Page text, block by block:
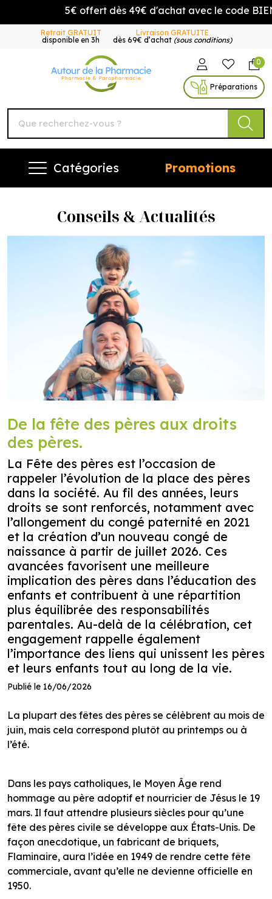
5€ offert dès 49€ d'achat avec le code
Retrait GRATUIT
disponible en 3h
Livraison GRATUITE
dès 69€ d’achat (sous conditions)
Autour de la Pharmacie
0
Préparations
Catégories Promotions
Conseils & Actualités
De la fête des pères aux droits
des pères.
La Fête des pères est l’occasion de
rappeler l’évolution de la place des pères
dans la société. Au fil des années, leurs
droits se sont renforcés, notamment avec
l’allongement du congé paternité en 2021
et la création d’un nouveau congé de
naissance à partir de juillet 2026. Ces
avancées favorisent une meilleure
implication des pères dans l’éducation des
enfants et contribuent à une répartition
plus équilibrée des responsabilités
parentales. Au-delà de la célébration, cet
engagement rappelle également
l’importance des liens qui unissent les pères
et leurs enfants tout au long de la vie.
Publié le 16/06/2026
La plupart des fêtes des pères se célèbrent au mois de
juin, mais cela correspond plutôt au printemps ou à
l’été.
Dans les pays catholiques, le Moyen Âge rend
hommage au père adoptif et nourricier de Jésus le 19
mars. Il faut attendre plusieurs siècles pour qu’une
fête des pères civile se développe aux États-Unis. De
façon anecdotique, un fabricant de briquets,
Flaminaire, aura l’idée en 1949 de rendre cette fête
commerciale, avant qu’elle ne devienne officielle en
1950.